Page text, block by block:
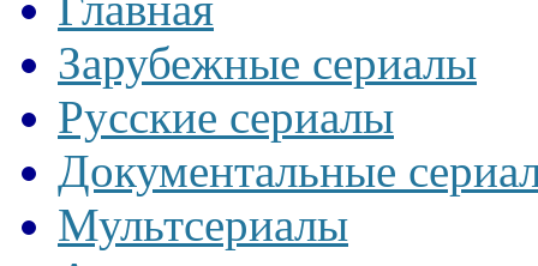
Зарубежные сериалы
Русские сериалы
Документальные
Мультсериалы